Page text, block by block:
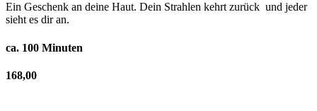
Ein Geschenk an deine Haut. Dein Strahlen kehrt zurück und jeder
sieht es dir an.
ca. 100 Minuten
168,00